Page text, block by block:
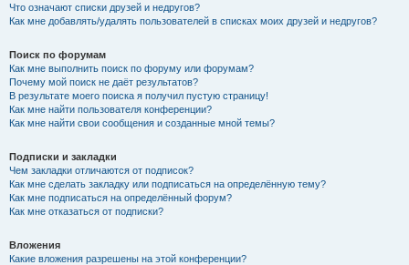
Что означают списки друзей и недругов?
Как мне добавлять/удалять пользователей в списках моих друзей и недругов?
Поиск по форумам
Как мне выполнить поиск по форуму или форумам?
Почему мой поиск не даёт результатов?
В результате моего поиска я получил пустую страницу!
Как мне найти пользователя конференции?
Как мне найти свои сообщения и созданные мной темы?
Подписки и закладки
Чем закладки отличаются от подписок?
Как мне сделать закладку или подписаться на определённую тему?
Как мне подписаться на определённый форум?
Как мне отказаться от подписки?
Вложения
Какие вложения разрешены на этой конференции?